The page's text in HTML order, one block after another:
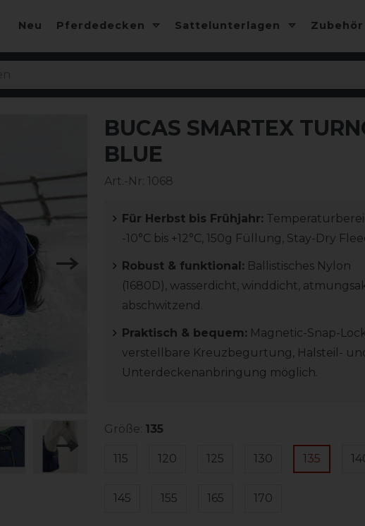
Neu Pferdedecken Sattelunterlagen Zubehör
BUCAS SMARTEX
BLUE
Art.-Nr: 1068
Für Herbst bis Frühjahr:
-10°C bis +12°C, 150g Füllung, Stay-Dry
Robust & funktional: Ballistisches Nylon
(1680D), wasserdicht, winddicht,
abschwitzend.
Praktisch & bequem: Magnetic-Snap-
verstellbare Kreuzbegurtung, Halsteil-
Unterdeckenanbringung möglich.
Größe: 135
115 120 125 130 135
145 155 165 170